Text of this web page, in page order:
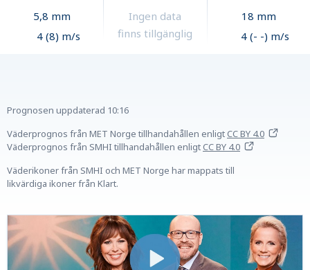
5,8 mm
4 (8) m/s
Ingen data
finns tillgänglig
18 mm
4 (- -) m/s
Prognosen uppdaterad 10:16
Väderprognos från MET Norge tillhandahållen enligtCC BY 4.0
Väderprognos från SMHI tillhandahållen enligtCC BY 4.0
Väderikoner från SMHI och MET Norge har mappats till
likvärdiga ikoner från Klart.